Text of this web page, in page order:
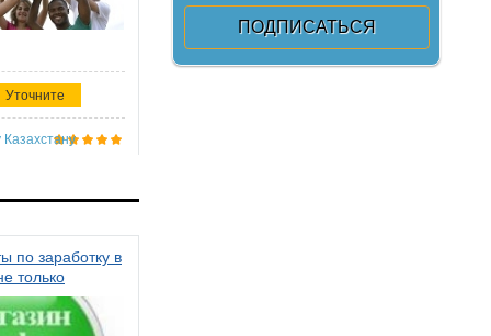
Уточните
Казахстану
по заработку в
только